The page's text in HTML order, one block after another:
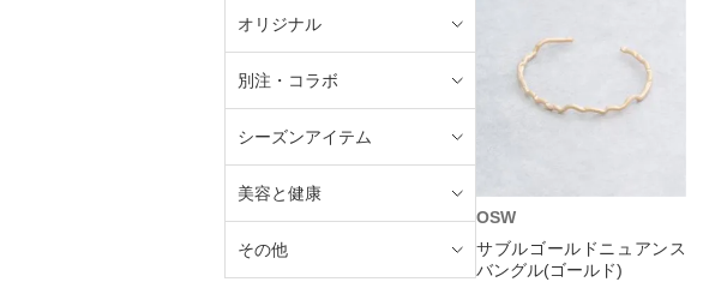
オリジナル
別注・コラボ
シーズンアイテム
美容と健康
その他
OSW
サブルゴールドニュアンス
バングル(ゴールド)